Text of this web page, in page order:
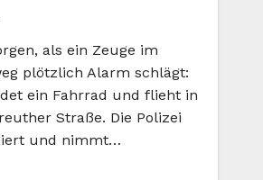
als ein Zeuge im
plötzlich Alarm schlägt:
ein Fahrrad und flieht in
Straße. Die Polizei
und nimmt…